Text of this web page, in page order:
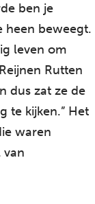
ben je
heen beweegt.
leven om
Rutten
dus zat ze de
te kijken.” Het
waren
van